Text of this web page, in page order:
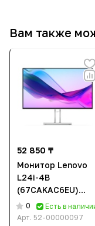
Вам также
52 850 ₸
Монитор Lenovo
L24i-4B
(67CAKAC6EU)
[23.8", IPS,
1920x1080, 100 Гц,
0
Есть в
Арт. 52-00000097